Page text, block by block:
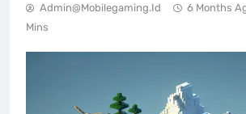
Admin@mobilegaming.id 6 Months
Mins